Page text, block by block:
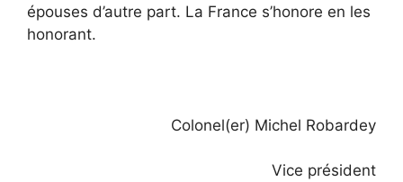
épouses d’autre part. La France s’honore en les
honorant.
Colonel(er) Michel Robardey
Vice président